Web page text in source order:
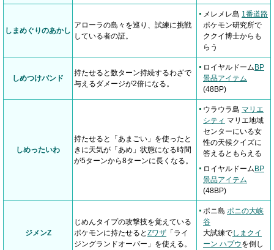
しまめぐりのあかし
アローラの島々を巡り、試練に挑戦
している者の証。
メレメレ島 1番道路
ポケモン研究所で
ククイ博士からも
らう
しめつけバンド
持たせると数ターン持続するわざで
与えるダメージが2倍になる。
ロイヤルドーム BP
景品アイテム
(48BP)
しめったいわ
持たせると「あまごい」を使ったと
きに天気が「あめ」状態になる時間
が5ターンから8ターンに長くなる。
ウラウラ島 マリエ
シティ マリエ地域
センターにいる女
性の天候クイズに
答えるともらえる
ロイヤルドーム BP
景品アイテム
(48BP)
ジメンZ
じめんタイプの攻撃技を覚えている
ポケモンに持たせるとZワザ 「ライ
ジングランドオーバー」を使える。
ポニ島 ポニの大峡
谷
大試練でしまクイ
ーン ハプウを倒し